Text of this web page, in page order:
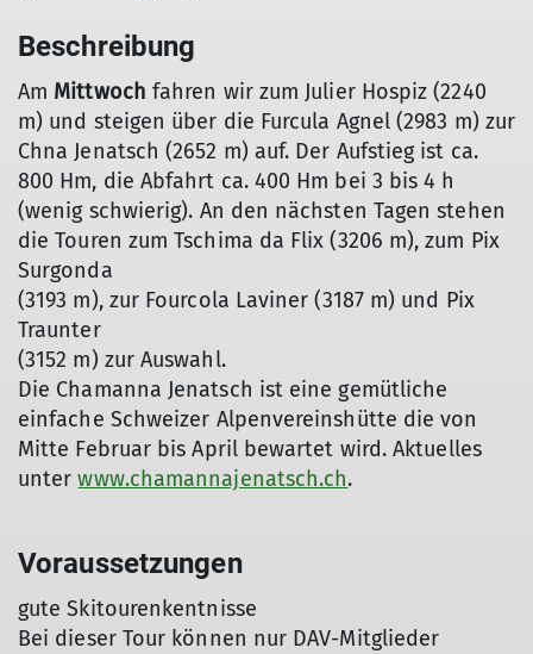
Beschreibung
Am Mittwoch fahren wir zum Julier Hospiz (2240
m) und steigen über die Furcula Agnel (2983 m) zur
Chna Jenatsch (2652 m) auf. Der Aufstieg ist ca.
800 Hm, die Abfahrt ca. 400 Hm bei 3 bis 4 h
(wenig schwierig). An den nächsten Tagen stehen
die Touren zum Tschima da Flix (3206 m), zum Pix
Surgonda
(3193 m), zur Fourcola Laviner (3187 m) und Pix
Traunter
(3152 m) zur Auswahl.
Die Chamanna Jenatsch ist eine gemütliche
einfache Schweizer Alpenvereinshütte die von
Mitte Februar bis April bewartet wird. Aktuelles
unterwww.chamannajenatsch.ch.
Voraussetzungen
gute Skitourenkentnisse
Bei dieser Tour können nur DAV-Mitglieder